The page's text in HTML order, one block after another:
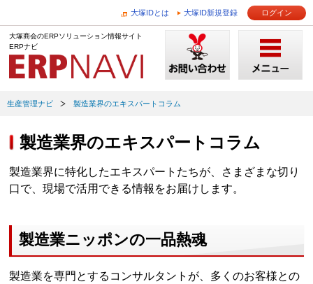
大塚IDとは 大塚ID新規登録 ログイン
大塚商会のERPソリューション情報サイト
ERPナビ
生産管理ナビ 製造業界のエキスパートコラム
製造業界のエキスパートコラム
製造業界に特化したエキスパートたちが、さまざまな切り
口で、現場で活用できる情報をお届けします。
製造業ニッポンの一品熱魂
製造業を専門とするコンサルタントが、多くのお客様との